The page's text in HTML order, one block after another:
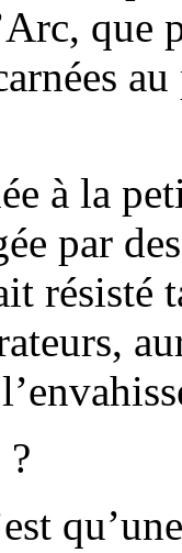
que
à la
par
résisté